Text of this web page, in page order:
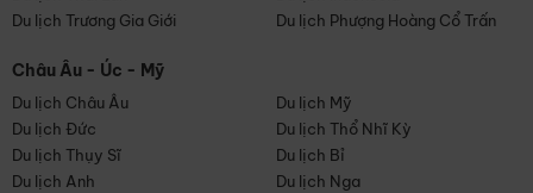
Du lịch Trương Gia Giới
Du lịch Phượng Hoàng Cổ Trấn
Châu Âu - Úc - Mỹ
Du lịch Châu Âu
Du lịch Mỹ
Du lịch Đức
Du lịch Thổ Nhĩ Kỳ
Du lịch Thụy Sĩ
Du lịch Bỉ
Du lịch Anh
Du lịch Nga